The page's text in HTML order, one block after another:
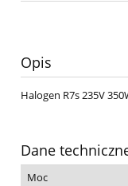
Opis
Halogen R7s 235V
Dane
Moc